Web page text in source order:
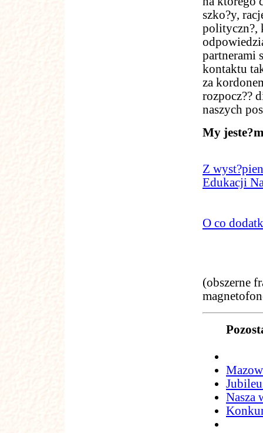
szko?y,
polityczn?,
partnerami
kontaktu
za
rozpocz??
naszych
My
Z
Edukacji
O co
(obszerne
Nasza